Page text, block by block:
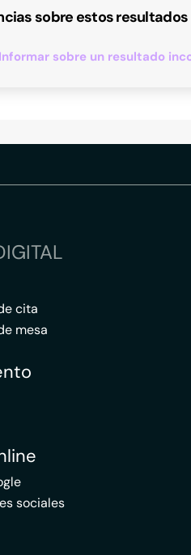
sobre estos resultados
Informar sobre un resultado
cita
mesa
sociales